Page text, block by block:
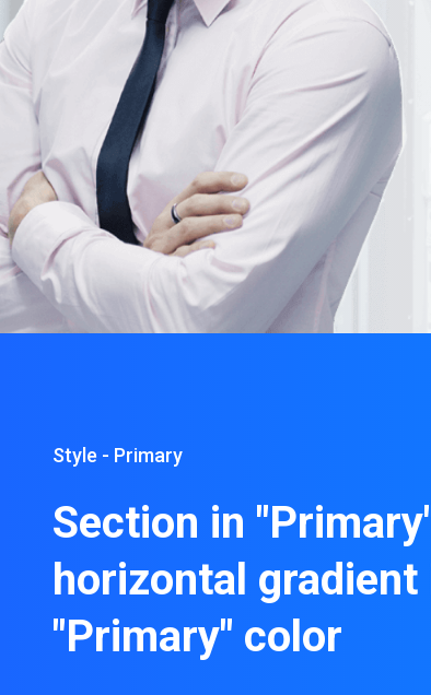
Style - Primary
Section in
horizontal gradient
"Primary" color